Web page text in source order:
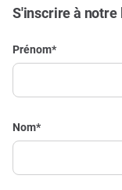
S'inscrire à
Prénom*
Nom*